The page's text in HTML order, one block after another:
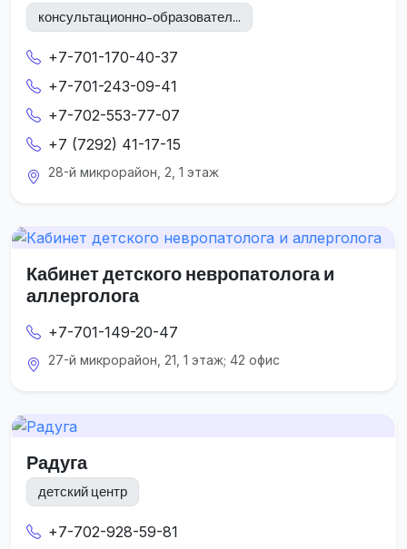
консультационно-образовател...
+7-701-170-40-37
+7-701-243-09-41
+7-702-553-77-07
+7 (7292) 41-17-15
28-й микрорайон, 2, 1 этаж
Кабинет детского невропатолога и
аллерголога
+7-701-149-20-47
27-й микрорайон, 21, 1 этаж; 42 офис
Радуга
детский центр
+7-702-928-59-81